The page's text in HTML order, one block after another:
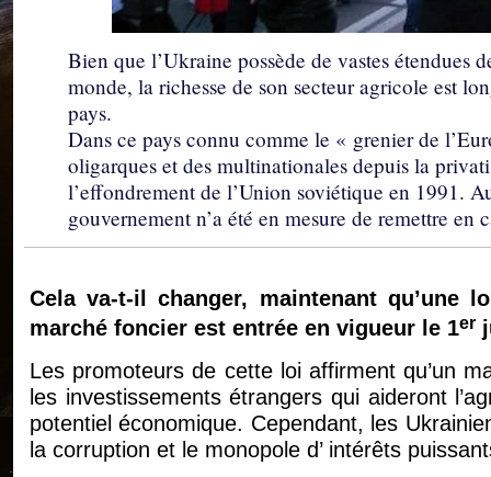
Bien que l’Ukraine possède de vastes étendues
monde, la richesse de son secteur agricole est
pays.
Dans ce pays connu comme le « grenier de
oligarques et des multinationales depuis la
l’effondrement de l’Union soviétique en 1991.
gouvernement n’a été en mesure de remettre
Cela va-t-il changer, maintenant
marché foncier est entrée en vigueur le 1er
Les promoteurs de cette loi affirment qu’un
les investissements étrangers qui aideront
potentiel économique. Cependant, les
la corruption et le monopole d’ intérêts